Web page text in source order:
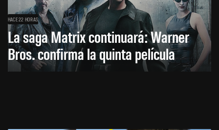
HACE 22 HORAS
La saga Matrix continuará: Warner
Bros. confirma la quinta película